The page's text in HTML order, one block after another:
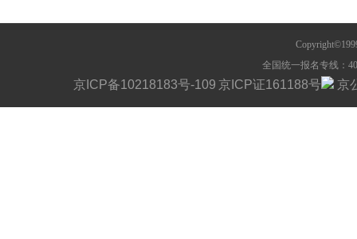
全国统一报名专线：
京ICP备10218183号-109 京ICP证161188号 京